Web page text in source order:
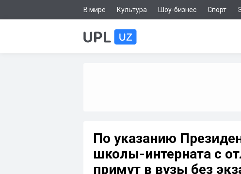
В мире Культура Шоу-бизнес Спорт
По указанию
школы-интерната с
примут в вузы без